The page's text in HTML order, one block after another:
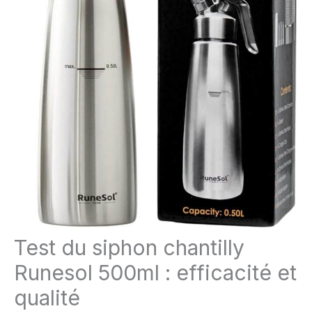
Test du siphon chantilly
Runesol 500ml : efficacité et
qualité